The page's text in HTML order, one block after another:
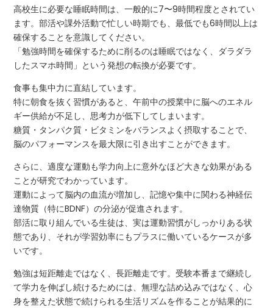
高校生に必要な睡眠時間は、一般的に7〜9時間程度とされてい
ます。部活や課外活動で忙しい時期でも、最低でも6時間以上は
確保することを意識してください。
「勉強時間を確保するために削るのは睡眠ではなく、ダラダラ
したスマホ時間」という発想の転換が必要です。
食事も集中力に直結しています。
特に朝食を抜く習慣があると、午前中の授業中に脳へのエネル
ギー供給が不足し、思考力が低下してしまいます。
糖質・タンパク質・ビタミンをバランスよく摂取することで、
脳のパフォーマンスを最大限に引き出すことができます。
さらに、適度な運動も学力向上に意外なほど大きな効果がある
ことが研究でわかっています。
運動によって脳内の血流が増加し、記憶や集中に関わる神経伝
達物質（特にBDNF）の分泌が促進されます。
部活に取り組んでいる生徒は、実は運動習慣がしっかりある状
態であり、それが学習効率にもプラスに働いているケースが多
いです。
勉強は短距離走ではなく、長距離走です。受験本番まで継続し
て学力を伸ばし続けるためには、無理な詰め込みではなく、心
身を整えた状態で続けられる生活リズムを作ることが結果的に